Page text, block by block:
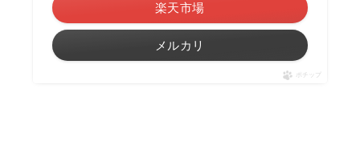
楽天市場
メルカリ
ポチップ